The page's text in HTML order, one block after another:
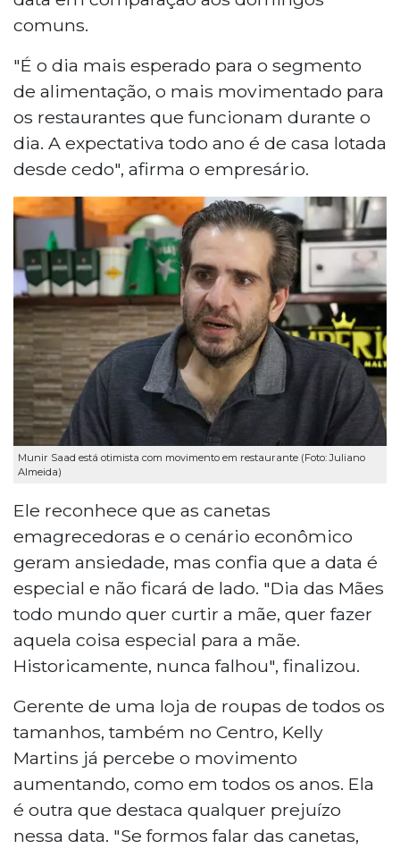
comuns.
"É o dia mais esperado para o segmento
de alimentação, o mais movimentado para
os restaurantes que funcionam durante o
dia. A expectativa todo ano é de casa lotada
desde cedo", afirma o empresário.
Munir Saad está otimista com movimento em restaurante (Foto: Juliano
Almeida)
Ele reconhece que as canetas
emagrecedoras e o cenário econômico
geram ansiedade, mas confia que a data é
especial e não ficará de lado. "Dia das Mães
todo mundo quer curtir a mãe, quer fazer
aquela coisa especial para a mãe.
Historicamente, nunca falhou", finalizou.
Gerente de uma loja de roupas de todos os
tamanhos, também no Centro, Kelly
Martins já percebe o movimento
aumentando, como em todos os anos. Ela
é outra que destaca qualquer prejuízo
nessa data. "Se formos falar das canetas,